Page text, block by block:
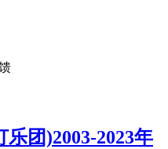
团)2003-2023年